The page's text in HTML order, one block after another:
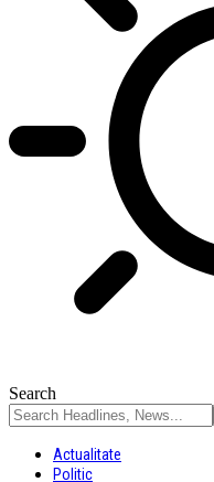
Search
Actualitate
Politic